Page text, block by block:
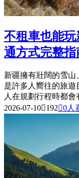
不租車也能
通方式完整指
新疆擁有壯闊的雪山
是許多人嚮往的旅
人在規劃行程時都
2026-07-101920人